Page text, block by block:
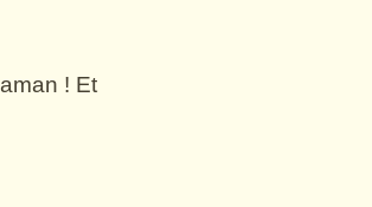
! Et